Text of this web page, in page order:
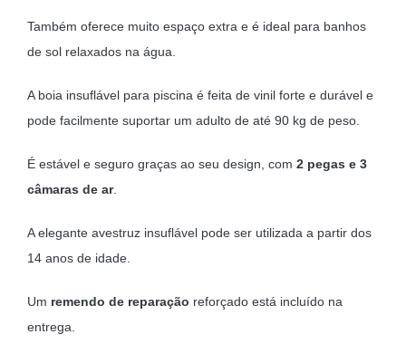
Também oferece muito espaço extra e é ideal para banhos
de sol relaxados na água.
A boia insuflável para piscina é feita de vinil forte e durável e
pode facilmente suportar um adulto de até 90 kg de peso.
É estável e seguro graças ao seu design, com 2 pegas e 3
câmaras de ar.
A elegante avestruz insuflável pode ser utilizada a partir dos
14 anos de idade.
Um remendo de reparação reforçado está incluído na
entrega.